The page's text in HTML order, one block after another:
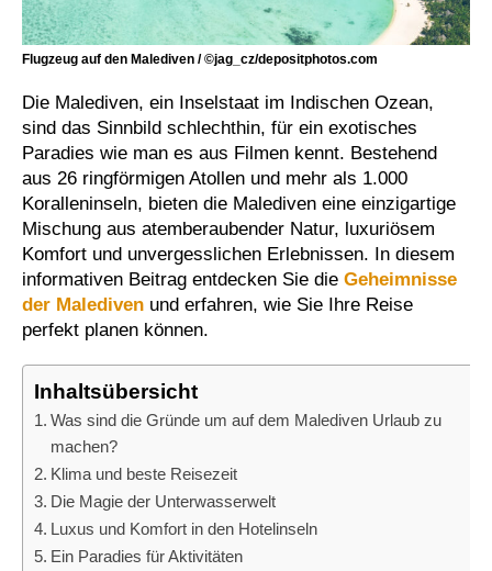
Flugzeug auf den Malediven / ©jag_cz/depositphotos.com
Die Malediven, ein Inselstaat im Indischen Ozean,
sind das Sinnbild schlechthin, für ein exotisches
Paradies wie man es aus Filmen kennt. Bestehend
aus 26 ringförmigen Atollen und mehr als 1.000
Koralleninseln, bieten die Malediven eine einzigartige
Mischung aus atemberaubender Natur, luxuriösem
Komfort und unvergesslichen Erlebnissen. In diesem
informativen Beitrag entdecken Sie die Geheimnisse
der Malediven und erfahren, wie Sie Ihre Reise
perfekt planen können.
Inhaltsübersicht
Was sind die Gründe um auf dem Malediven Urlaub zu
machen?
Klima und beste Reisezeit
Die Magie der Unterwasserwelt
Luxus und Komfort in den Hotelinseln
Ein Paradies für Aktivitäten